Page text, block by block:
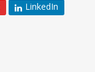
LinkedIn